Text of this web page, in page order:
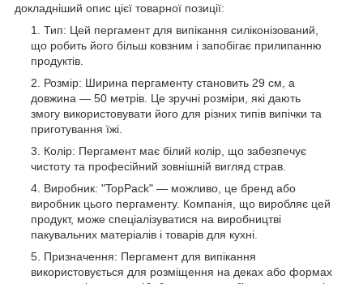
докладніший опис цієї товарної позиції:
Тип: Цей пергамент для випікання силіконізований,
що робить його більш ковзним і запобігає прилипанню
продуктів.
Розмір: Ширина пергаменту становить 29 см, а
довжина — 50 метрів. Це зручні розміри, які дають
змогу використовувати його для різних типів випічки та
приготування їжі.
Колір: Пергамент має білий колір, що забезпечує
чистоту та професійний зовнішній вигляд страв.
Виробник: "TopPack" — можливо, це бренд або
виробник цього пергаменту. Компанія, що виробляє цей
продукт, може спеціалізуватися на виробництві
пакувальних матеріалів і товарів для кухні.
Призначення: Пергамент для випікання
використовується для розміщення на деках або формах